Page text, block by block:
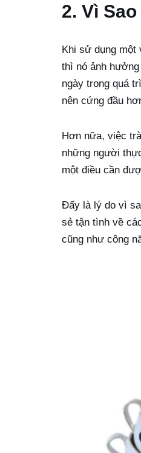
2. Vì
Khi sử dụng một
thì nó ảnh
ngày trong quá
nên cứng đầu
Hơn nữa, việc
những người
một điều cần
Đấy là lý do vì
sẻ tận tình về
cũng như công